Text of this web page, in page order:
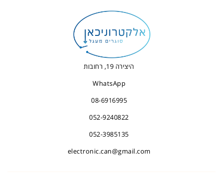
היצירה 19, רחובות
WhatsApp
08-6916995
052-9240822
052-3985135
electronic.can@gmail.com